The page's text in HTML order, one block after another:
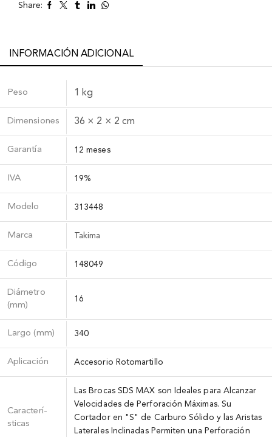
Share:
INFORMACIÓN ADICIONAL
Peso 1 kg
Dimensiones 36 × 2 × 2 cm
Garantía 12 meses
IVA 19%
Modelo 313448
Marca Takima
Código 148049
Diámetro
(mm)
16
Largo (mm) 340
Aplicación Accesorio Rotomartillo
Caracterí­
sticas
Las Brocas SDS MAX son Ideales para Alcanzar
Velocidades de Perforación Máximas. Su
Cortador en "S" de Carburo Sólido y las Aristas
Laterales Inclinadas Permiten una Perforación